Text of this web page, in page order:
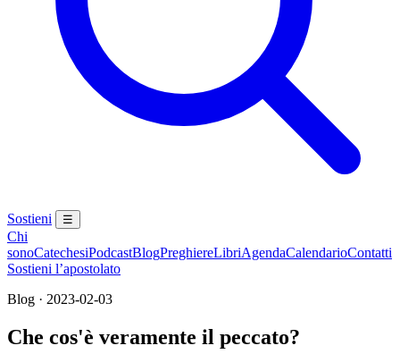
Sostieni ☰
Chi
sonoCatechesiPodcastBlogPreghiereLibriAgendaCalendarioContatti
Sostieni l’apostolato
Blog · 2023-02-03
Che cos'è veramente il peccato?